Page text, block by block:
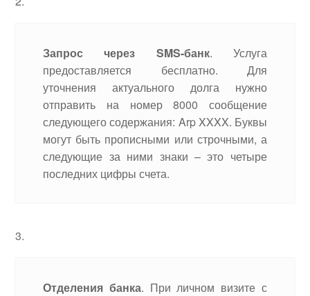
Запрос через SMS-банк. Услуга
предоставляется бесплатно. Для
уточнения актуального долга нужно
отправить на номер 8000 сообщение
следующего содержания: Arp XXXX. Буквы
могут быть прописными или строчными, а
следующие за ними знаки – это четыре
последних цифры счета.
Отделения банка. При личном визите с